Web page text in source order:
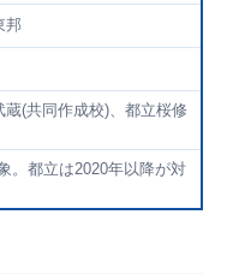
邦
(共同作成校)、都立桜修
。都立は2020年以降が対